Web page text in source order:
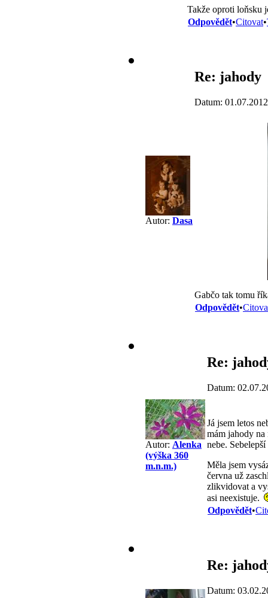
Takže oproti loňsku
Odpovědět•Citovat•
Autor: Dasa
Re: jahody
Datum:
Gabčo tak tomu
Odpovědět•
Autor: Alenka
(výška 360
m.n.m.)
Re:
Datum:
Já jsem letos
mám jahody
nebe.
Měla jsem
června už
zlikvidovat a
asi neexistuje.
Odpovědět•
Re:
Datum: